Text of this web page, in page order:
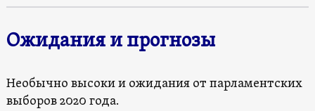
Ожидания и прогнозы
Необычно высоки и ожидания от парламентских
выборов 2020 года.